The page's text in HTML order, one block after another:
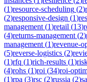
(1)resource-scheduling (2)
(2)responsive-design (1)
management (1)retail (13)
(4)returns-management (2)
management (1)revenue-
(5)reverse-logistics (2)
(1)rfq (1)rich-results (1)
(4)rohs (1)roi (34)roi-
(1)rpa (3)rsc (2)russia (2)